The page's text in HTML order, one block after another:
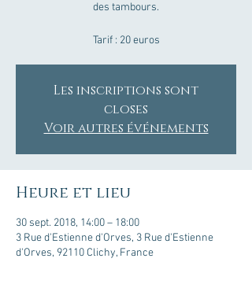
des tambours.
Tarif : 20 euros
Les inscriptions sont
closes
Voir autres événements
Heure et lieu
30 sept. 2018, 14:00 – 18:00
3 Rue d'Estienne d'Orves, 3 Rue d'Estienne
d'Orves, 92110 Clichy, France